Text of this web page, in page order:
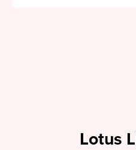
Lotus